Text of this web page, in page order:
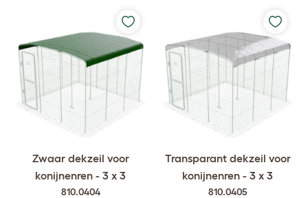
Zwaar dekzeil voor
konijnenren - 3 x 3
810.0404
Transparant dekzeil voor
konijnenren - 3 x 3
810.0405